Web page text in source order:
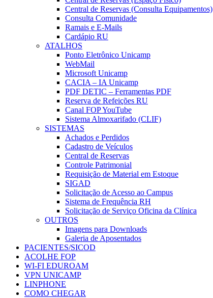
Central de Reservas (Consulta Equipamentos)
Consulta Comunidade
Ramais e E-Mails
Cardápio RU
ATALHOS
Ponto Eletrônico Unicamp
WebMail
Microsoft Unicamp
CACIA – IA Unicamp
PDF DETIC – Ferramentas PDF
Reserva de Refeições RU
Canal FOP YouTube
Sistema Almoxarifado (CLIF)
SISTEMAS
Achados e Perdidos
Cadastro de Veículos
Central de Reservas
Controle Patrimonial
Requisição de Material em Estoque
SIGAD
Solicitação de Acesso ao Campus
Sistema de Frequência RH
Solicitação de Serviço Oficina da Clínica
OUTROS
Imagens para Downloads
Galeria de Aposentados
PACIENTES/SICOD
ACOLHE FOP
WI-FI EDUROAM
VPN UNICAMP
LINPHONE
COMO CHEGAR